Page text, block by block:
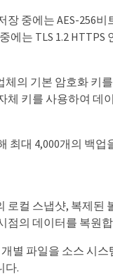
장 중에는 AES-256비
에는 TLS 1.2 HTTPS
체의 기본 암호화 키
체 키를 사용하여 데
최대 4,000개의 백업
로컬 스냅샷, 복제된
점의 데이터를 복원
별 파일을 소스 시
다.